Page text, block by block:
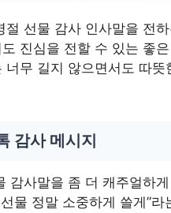
절 선물 감사 인사말을 전
진심을 전할 수 있는 좋
무 길지 않으면서도 따뜻
감사 메시지
감사말을 좀 더 캐주얼하
물 정말 소중하게 쓸게”라